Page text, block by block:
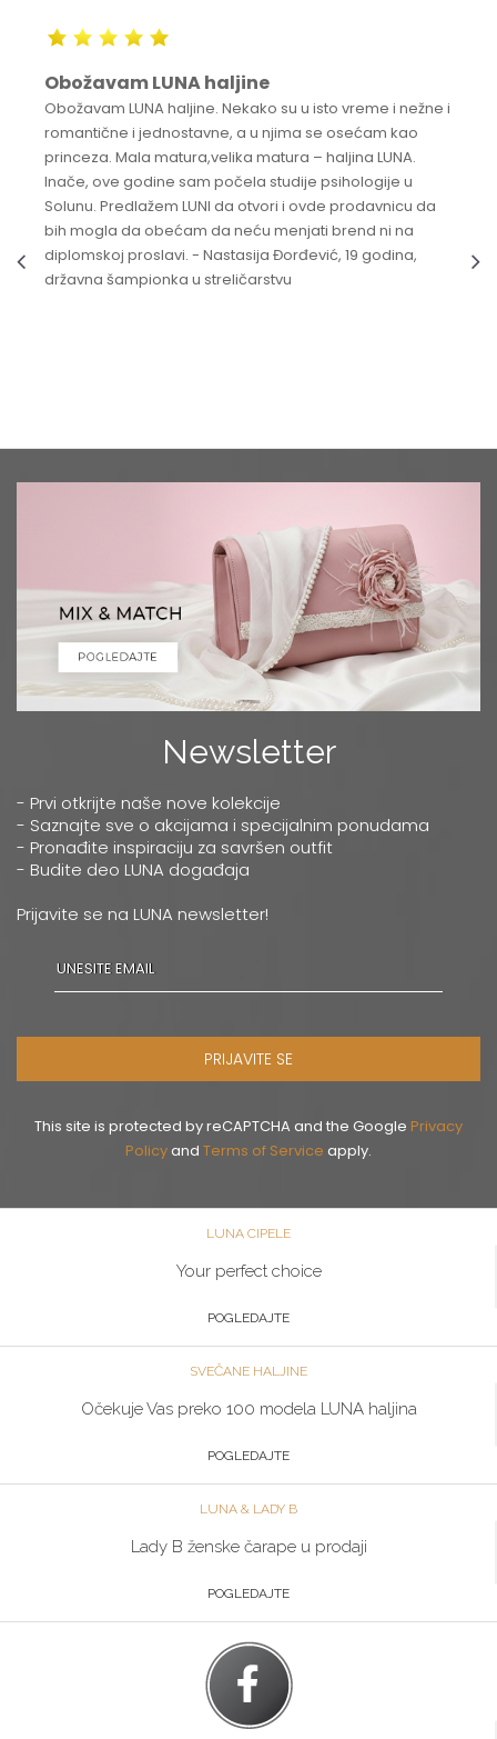
Obožavam LUNA haljine
Obožavam LUNA haljine. Nekako su u isto vreme i nežne i
romantične i jednostavne, a u njima se osećam kao
princeza. Mala matura,velika matura – haljina LUNA.
Inače, ove godine sam počela studije psihologije u
Solunu. Predlažem LUNI da otvori i ovde prodavnicu da
bih mogla da obećam da neću menjati brend ni na
diplomskoj proslavi. - Nastasija Đorđević, 19 godina,
državna šampionka u streličarstvu
Newsletter
- Prvi otkrijte naše nove kolekcije
- Saznajte sve o akcijama i specijalnim ponudama
- Pronađite inspiraciju za savršen outfit
- Budite deo LUNA događaja
Prijavite se na LUNA newsletter!
PRIJAVITE SE
This site is protected by reCAPTCHA and the Google Privacy
Policyand Terms of Service apply.
LUNA CIPELE
Your perfect choice
POGLEDAJTE
SVEČANE HALJINE
Očekuje Vas preko 100 modela LUNA haljina
POGLEDAJTE
LUNA & LADY B
Lady B ženske čarape u prodaji
POGLEDAJTE